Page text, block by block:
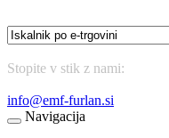
Stopite v stik z nami:
info@emf-furlan.si
Navigacija